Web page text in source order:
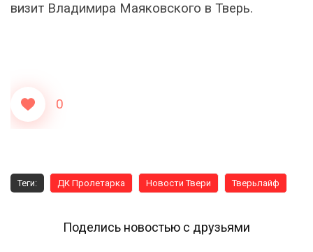
визит Владимира Маяковского в Тверь.
0
Теги: ДК Пролетарка Новости Твери Тверьлайф
Поделись новостью с друзьями